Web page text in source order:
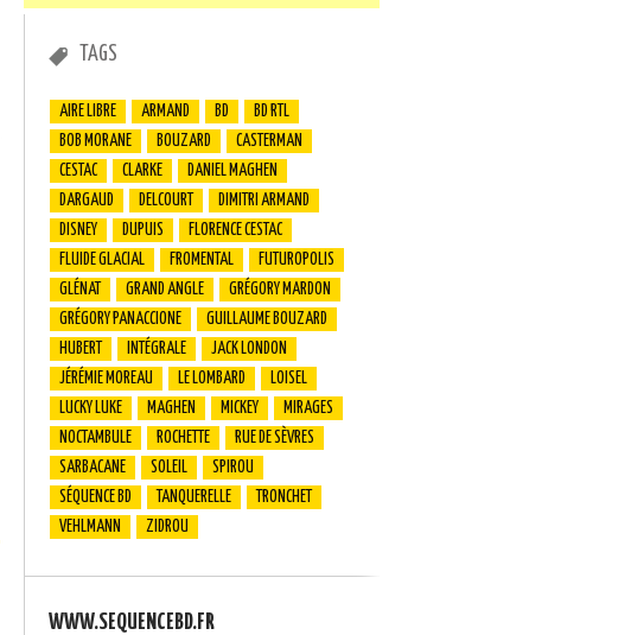
TAGS
AIRE LIBRE ARMAND BD
BD RTL
BOB MORANE
BOUZARD
CASTERMAN
CESTAC
CLARKE
DANIEL MAGHEN
DARGAUD
DELCOURT
DIMITRI ARMAND
DISNEY
DUPUIS
FLORENCE CESTAC
FLUIDE GLACIAL
FROMENTAL
FUTUROPOLIS
GLÉNAT
GRAND ANGLE
GRÉGORY MARDON
GRÉGORY PANACCIONE
GUILLAUME BOUZARD
HUBERT
INTÉGRALE
JACK LONDON
JÉRÉMIE MOREAU
LE LOMBARD
LOISEL
LUCKY LUKE
MAGHEN MICKEY
MIRAGES
NOCTAMBULE
ROCHETTE
RUE DE SÈVRES
SARBACANE
SOLEIL
SPIROU
SÉQUENCE BD
TANQUERELLE
TRONCHET
VEHLMANN
ZIDROU
WWW.SEQUENCEBD.FR